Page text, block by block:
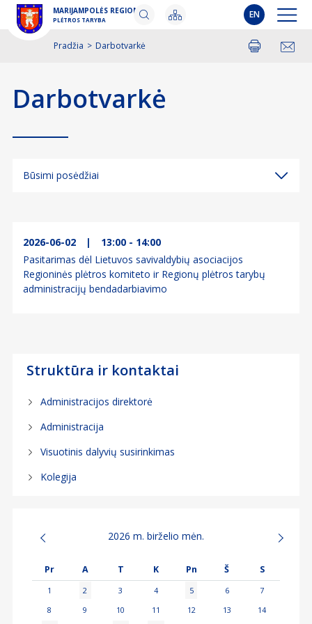
MARIJAMPOLĖS REGIONO
PLĖTROS TARYBA EN
Pradžia > Darbotvarkė SpausdintiPasidalinti
Darbotvarkė
Struktūra ir kontaktai
Administracijos direktorė
Administracija
Visuotinis dalyvių susirinkimas
Kolegija
2026 m. birželio mėn.
Pr A T K Pn Š S
1 2 3 4 5 6
7
8
9 10 11 12 13
14
Būsimi posėdžiai
2026-06-02
|
13:00 - 14:00
Pasitarimas dėl Lietuvos savivaldybių asociacijos
Regioninės plėtros komiteto ir Regionų plėtros tarybų
administracijų bendadarbiavimo